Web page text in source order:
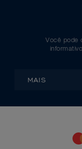
Você pode
MAIS